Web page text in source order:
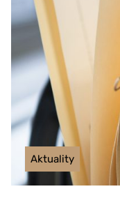
Aktuality